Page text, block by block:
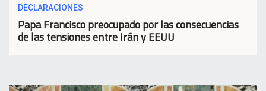
DECLARACIONES
Papa Francisco preocupado por las consecuencias
de las tensiones entre Irán y EEUU